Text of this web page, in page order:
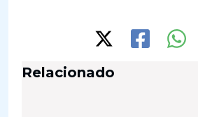
Relacionado